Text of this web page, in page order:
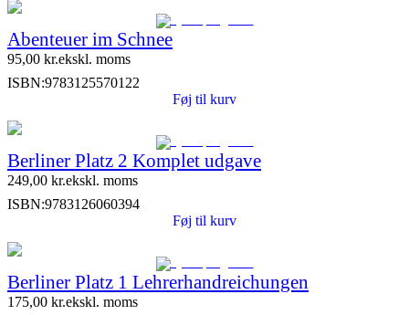
Abenteuer im Schnee
95,00 kr.ekskl. moms
ISBN:9783125570122
Føj til kurv
Berliner Platz 2 Komplet udgave
249,00 kr.ekskl. moms
ISBN:9783126060394
Føj til kurv
Berliner Platz 1 Lehrerhandreichungen
175,00 kr.ekskl. moms